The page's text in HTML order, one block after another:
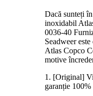
Dacă sunteți
inoxidabil
0036-40
Seadweer
Atlas Copco
motive
1. [Original]
garanție 100%